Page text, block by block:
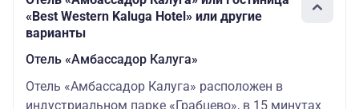
«Best Western Kaluga Hotel» или другие
варианты
Отель «Амбассадор Калуга»
Отель «Амбассадор Калуга» расположен в
индустриальном парке «Грабцево», в 15 минутах